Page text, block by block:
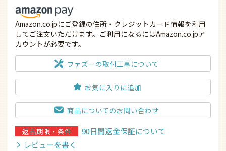
Amazon.co.jpにご登録の住所・クレジットカード情報を利用
してご注文いただけます。ご利用になるにはAmazon.co.jpア
カウントが必要です。
ファズーの取付工事について
お気に入りに追加
商品についてのお問い合わせ
返品期限・条件
90日間返金保証について
レビューを書く